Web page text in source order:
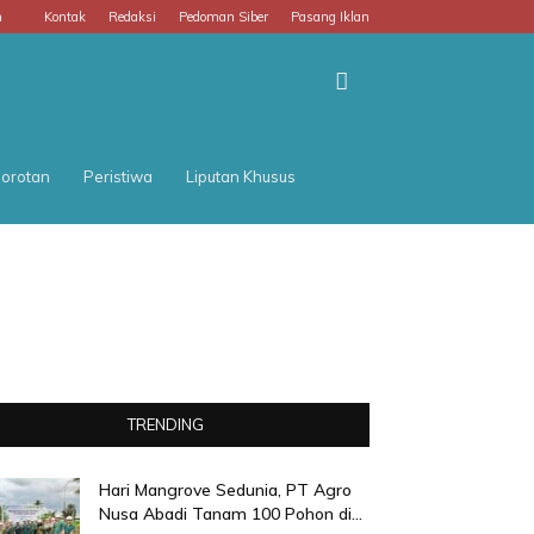
Kontak Redaksi Pedoman Siber Pasang Iklan
Peristiwa Liputan Khusus
TRENDING
Hari Mangrove Sedunia, PT Agro
Nusa Abadi Tanam 100 Pohon di...